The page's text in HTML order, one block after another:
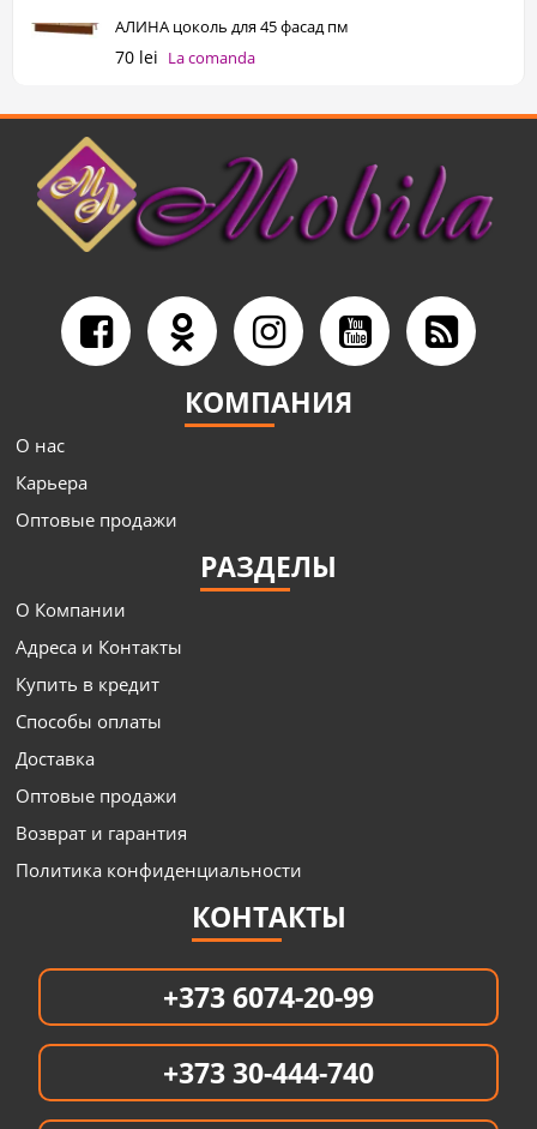
АЛИНА цоколь для 45 фасад пм
70 lei La comanda
КОМПАНИЯ
О нас
Карьера
Оптовые продажи
РАЗДЕЛЫ
О Компании
Адреса и Контакты
Купить в кредит
Способы оплаты
Доставка
Оптовые продажи
Возврат и гарантия
Политика конфиденциальности
КОНТАКТЫ
+373 6074-20-99
+373 30-444-740